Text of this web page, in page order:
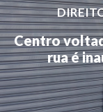
Centro
rua é